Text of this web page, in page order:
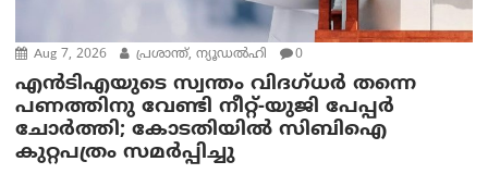
Aug 7, 2026 പ്രശാന്ത്, ന്യൂഡല്‍ഹി 0
എൻ‌ടി‌എയുടെ സ്വന്തം വിദഗ്ധർ തന്നെ
പണത്തിനു വേണ്ടി നീറ്റ്-യു‌ജി പേപ്പർ
ചോർത്തി; കോടതിയില്‍ സിബിഐ
കുറ്റപത്രം സമര്‍പ്പിച്ചു